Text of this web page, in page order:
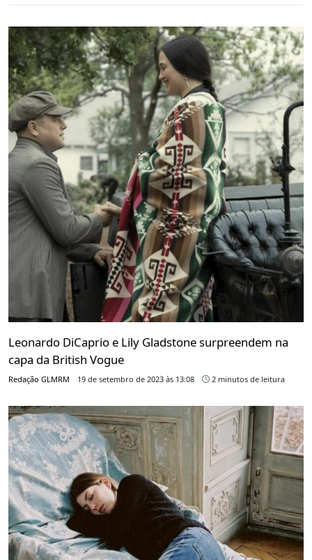
Leonardo DiCaprio e Lily Gladstone surpreendem na
capa da British Vogue
Redação GLMRM 19 de setembro de 2023 às 13:08 2 minutos de leitura